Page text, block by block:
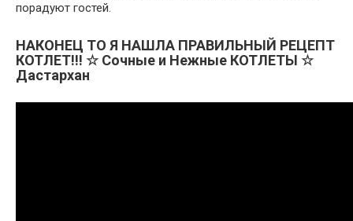
порадуют гостей.
НАКОНЕЦ ТО Я НАШЛА ПРАВИЛЬНЫЙ РЕЦЕПТ
КОТЛЕТ!!! ☆ Сочные и Нежные КОТЛЕТЫ ☆
Дастархан